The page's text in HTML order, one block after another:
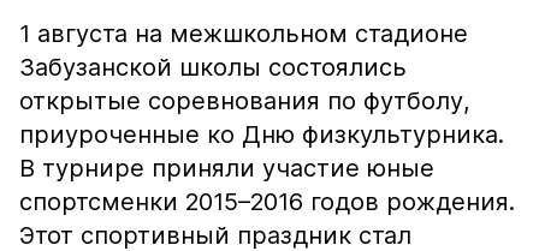
1 августа на межшкольном стадионе
Забузанской школы состоялись
открытые соревнования по футболу,
приуроченные ко Дню физкультурника.
В турнире приняли участие юные
спортсменки 2015–2016 годов рождения.
Этот спортивный праздник стал